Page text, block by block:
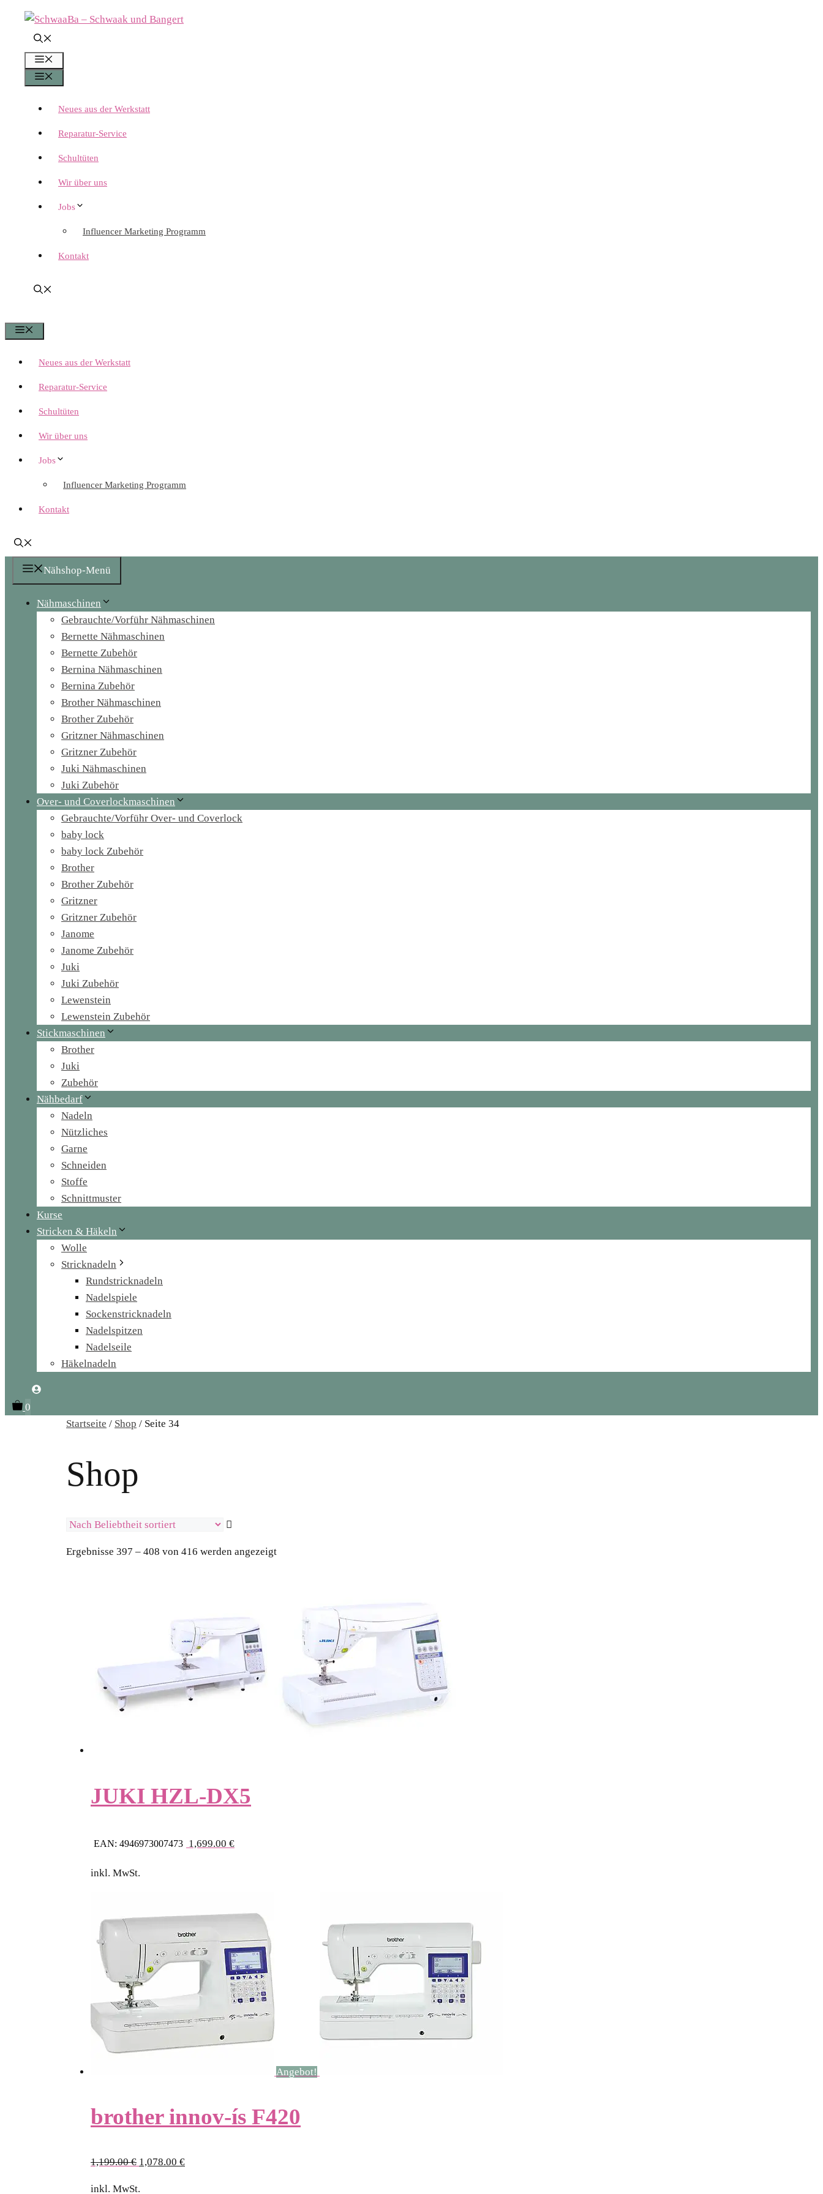
springen
Neues aus der Werkstatt
Reparatur-Service
Schultüten
Wir über uns
Jobs
Influencer Marketing Programm
Kontakt
Neues aus der Werkstatt
Reparatur-Service
Schultüten
Wir über uns
Jobs
Influencer Marketing Programm
Kontakt
Nähshop-Menü
Nähmaschinen
Gebrauchte/Vorführ Nähmaschinen
Bernette Nähmaschinen
Bernette Zubehör
Bernina Nähmaschinen
Bernina Zubehör
Brother Nähmaschinen
Brother Zubehör
Gritzner Nähmaschinen
Gritzner Zubehör
Juki Nähmaschinen
Juki Zubehör
Over- und Coverlockmaschinen
Gebrauchte/Vorführ Over- und Coverlock
baby lock
baby lock Zubehör
Brother
Brother Zubehör
Gritzner
Gritzner Zubehör
Janome
Janome Zubehör
Juki
Juki Zubehör
Lewenstein
Lewenstein Zubehör
Stickmaschinen
Brother
Juki
Zubehör
Nähbedarf
Nadeln
Nützliches
Garne
Schneiden
Stoffe
Schnittmuster
Kurse
Stricken & Häkeln
Wolle
Stricknadeln
Rundstricknadeln
Nadelspiele
Sockenstricknadeln
Nadelspitzen
Nadelseile
Häkelnadeln
0
Startseite / Shop / Seite 34
Shop
Ergebnisse 397 – 408 von 416 werden angezeigtNach
JUKI HZL-DX5
EAN: 4946973007473 1,699.00 €
inkl. MwSt.
Angebot!
brother innov-ís F420
1,199.00€ Ursprünglicher
1,078.00 €Aktueller
inkl. MwSt.